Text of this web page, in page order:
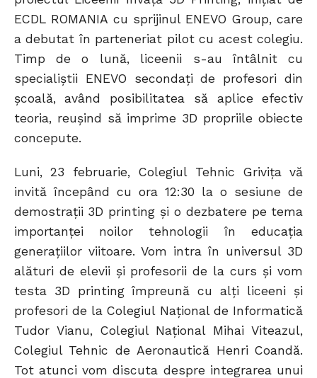
ECDL ROMANIA cu sprijinul ENEVO Group, care
a debutat în parteneriat pilot cu acest colegiu.
Timp de o lună, liceenii s-au întâlnit cu
specialiştii ENEVO secondaţi de profesori din
şcoală, având posibilitatea să aplice efectiv
teoria, reuşind să imprime 3D propriile obiecte
concepute.
Luni, 23 februarie, Colegiul Tehnic Griviţa vă
invită începând cu ora 12:30 la o sesiune de
demostraţii 3D printing şi o dezbatere pe tema
importanţei noilor tehnologii în educaţia
generaţiilor viitoare. Vom intra în universul 3D
alături de elevii şi profesorii de la curs şi vom
testa 3D printing împreună cu alţi liceeni şi
profesori de la Colegiul Naţional de Informatică
Tudor Vianu, Colegiul Naţional Mihai Viteazul,
Colegiul Tehnic de Aeronautică Henri Coandă.
Tot atunci vom discuta despre integrarea unui